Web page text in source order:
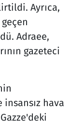
Ayrıca,
geçen
Adraee,
gazeteci
hava